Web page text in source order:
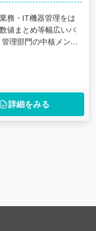
務・IT機器管理をは
値まとめ等幅広いバ
理部門の中核メンバ
だくことを期待して
、創業70年の歴史を
・ゴム成形をはじ
を行っています。 大
る技術力を強みに、
詳細をみる